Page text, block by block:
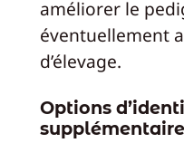
améliorer le
éventuellement
d’élevage.
Options